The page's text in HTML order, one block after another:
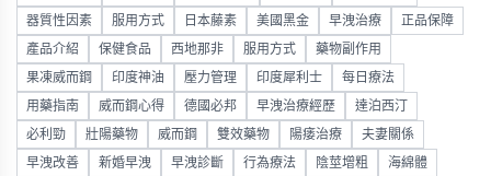
器質性因素 服用方式 日本藤素 美國黑金 早洩治療 正品保障
產品介紹 保健食品 西地那非 服用方式 藥物副作用
果凍威而鋼 印度神油 壓力管理 印度犀利士 每日療法
用藥指南 威而鋼心得 德國必邦 早洩治療經歷 達泊西汀
必利勁 壯陽藥物 威而鋼 雙效藥物 陽痿治療 夫妻關係
早洩改善 新婚早洩 早洩診斷 行為療法 陰莖增粗 海綿體